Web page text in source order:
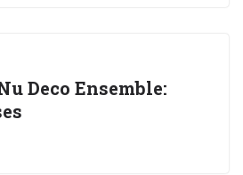
Deco Ensemble: